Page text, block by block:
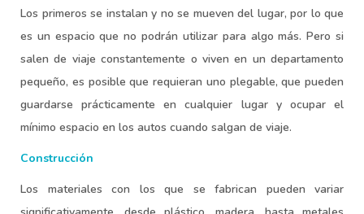
Los primeros se instalan y no se mueven del lugar, por lo que
es un espacio que no podrán utilizar para algo más. Pero si
salen de viaje constantemente o viven en un departamento
pequeño, es posible que requieran uno plegable, que pueden
guardarse prácticamente en cualquier lugar y ocupar el
mínimo espacio en los autos cuando salgan de viaje.
Construcción
Los materiales con los que se fabrican pueden variar